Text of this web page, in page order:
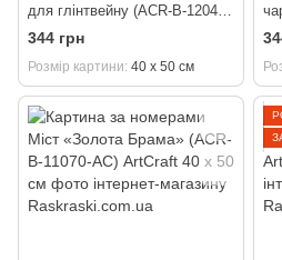
для глінтвейну (ACR-B-12042-
AC) ArtCraft 40 х 50 см
344 грн
Розмір картини 40 х 50 см